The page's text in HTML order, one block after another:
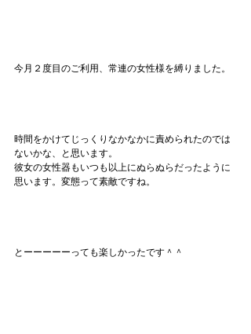
今月２度目のご利用、常連の女性様を縛りました。
時間をかけてじっくりなかなかに責められたのでは
ないかな、と思います。
彼女の女性器もいつも以上にぬらぬらだったように
思います。変態って素敵ですね。
とーーーーーっても楽しかったです＾＾